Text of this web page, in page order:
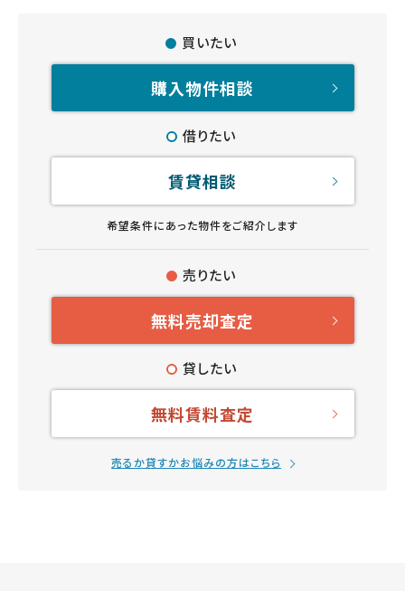
買いたい
購入物件相談
借りたい
賃貸相談
希望条件にあった物件をご紹介します
売りたい
無料売却査定
貸したい
無料賃料査定
売るか貸すかお悩みの方はこちら